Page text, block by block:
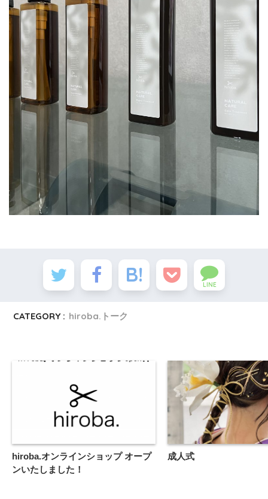
LINE
CATEGORY : hiroba.トーク
hiroba.オンラインショップ オープ
ンいたしました！
成人式